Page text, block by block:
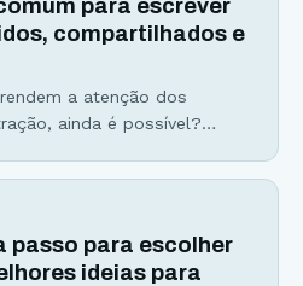
Orwell Usar palavras
para escrever
compartilhados e
a atenção dos
ainda é possível?
acredite que a internet é
audio,
passo para escolher
ideias para